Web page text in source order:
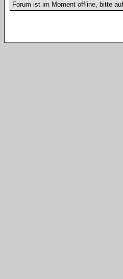
Forum ist im Moment offline, bitte